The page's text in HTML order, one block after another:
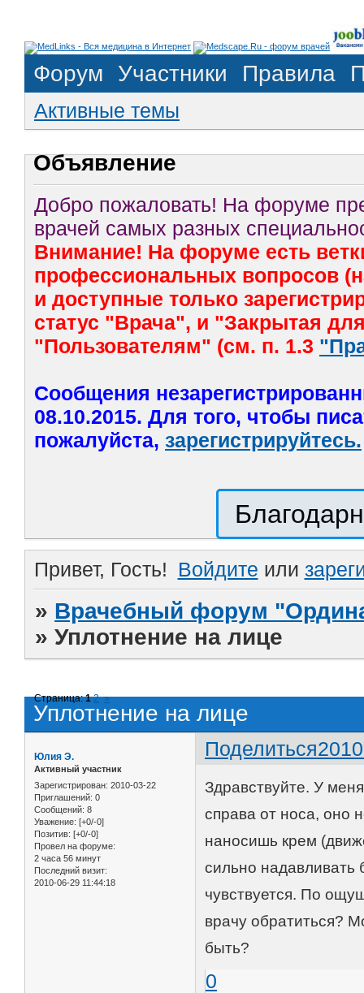
Форум Участники Правила
Активные темы
Объявление
Добро пожаловать! На форуме
врачей самых разных
Внимание! На форуме есть
профессиональных вопросов
и доступные только
статус "Врача", и "Закрытая
"Пользователям" (см. п. 1.3
Сообщения
08.10.2015. Для того, чтобы
пожалуйста, зарегистрируйтесь.
Привет, Гость! Войдите или
» Врачебный форум
»Уплотнение на лице
Уплотнение на лице
Страница:1 2 »
Поделиться
Юлия Э.
Активный участник
Зарегистрирован: 2010-03-22
Приглашений: 0
Сообщений: 8
Уважение: [+0/-0]
Позитив: [+0/-0]
Провел на форуме:
2 часа 56 минут
Последний визит:
2010-06-29 11:44:18
Здравствуйте. У
справа от носа, оно
наносишь крем
сильно надавливать
чувствуется. По
врачу обратиться?
быть?
0